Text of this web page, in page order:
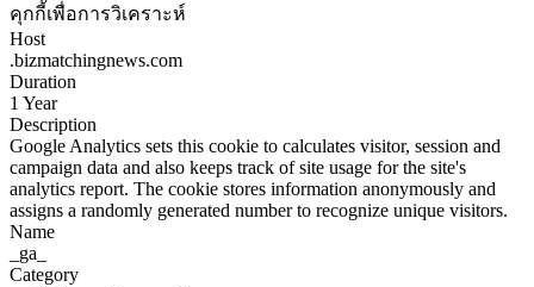
คุกกี้เพื่อการวิเคราะห์
Host
.bizmatchingnews.com
Duration
1 Year
Description
Google Analytics sets this cookie to calculates visitor, session and
campaign data and also keeps track of site usage for the site's
analytics report. The cookie stores information anonymously and
assigns a randomly generated number to recognize unique visitors.
Name
_ga_
Category